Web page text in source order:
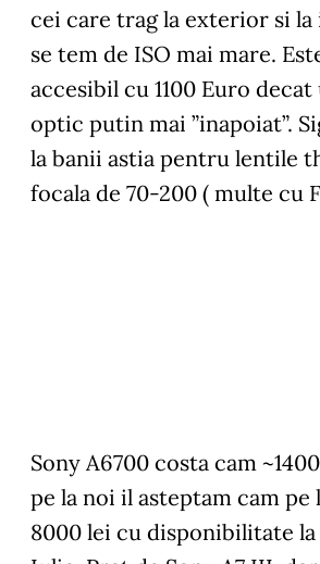
cei care trag la exterior si
se tem de ISO mai mare.
accesibil cu 1100 Euro decat
optic putin mai ”inapoiat”.
la banii astia pentru lentile
focala de 70-200 ( multe cu
Sony A6700 costa cam
pe la noi il asteptam cam pe
8000 lei cu disponibilitate